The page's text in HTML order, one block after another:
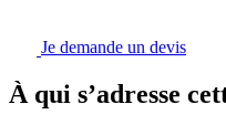
Je demande un devis
À qui s’adresse